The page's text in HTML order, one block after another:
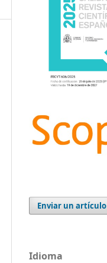
Enviar un artículo
Idioma